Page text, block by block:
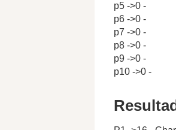
p5 ->0 -
p6 ->0 -
p7 ->0 -
p8 ->0 -
p9 ->0 -
p10 ->0 -